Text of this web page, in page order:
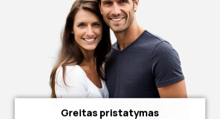
Greitas pristatymas